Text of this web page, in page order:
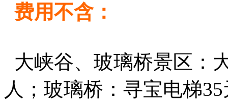
费用不含：
大峡谷、玻璃桥景区：
人；玻璃桥：寻宝电梯